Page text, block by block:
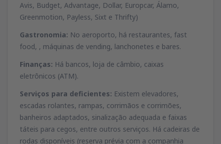
Avis, Budget, Advantage, Dollar, Europcar, Álamo,
Greenmotion, Payless, Sixt e Thrifty)
Gastronomia: No aeroporto, há restaurantes, fast
food, , máquinas de vending, lanchonetes e bares.
Finanças: Há bancos, loja de câmbio, caixas
eletrônicos (ATM).
Serviços para deficientes: Existem elevadores,
escadas rolantes, rampas, corrimãos e corrimões,
banheiros adaptados, sinalização adequada e faixas
táteis para cegos, entre outros serviços. Há cadeiras de
rodas disponíveis (reserva prévia com a companhia